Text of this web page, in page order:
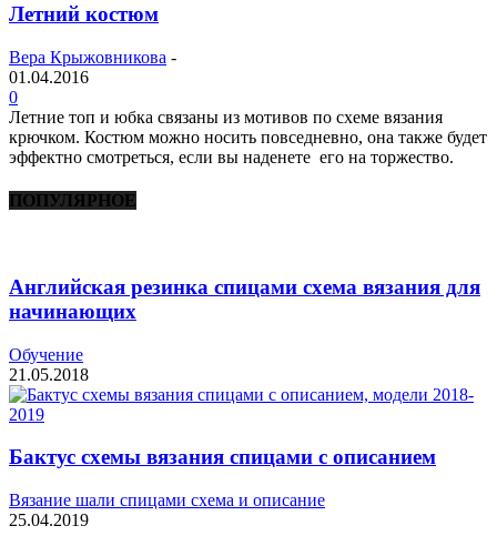
Летний костюм
Вера Крыжовникова -
01.04.2016
0
Летние топ и юбка связаны из мотивов по схеме вязания
крючком. Костюм можно носить повседневно, она также будет
эффектно смотреться, если вы наденете его на торжество.
ПОПУЛЯРНОЕ
Английская резинка спицами схема вязания для
начинающих
Обучение
21.05.2018
Бактус схемы вязания спицами с описанием
Вязание шали спицами схема и описание
25.04.2019